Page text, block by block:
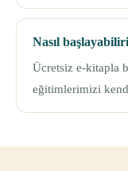
Nasıl
Ücretsiz e-kitapla
eğitimlerimizi